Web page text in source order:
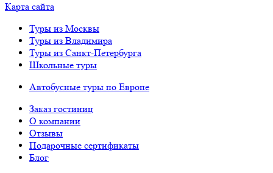
Карта сайта
Туры из Москвы
Туры из Владимира
Туры из Санкт-Петербурга
Школьные туры
Автобусные туры по Европе
Заказ гостиниц
О компании
Отзывы
Подарочные сертификаты
Блог